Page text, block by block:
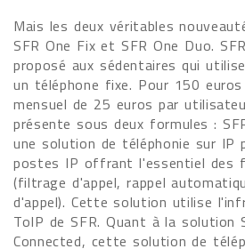
Mais les deux véritables
SFR One Fix et SFR One Duo.
proposé aux sédentaires qui
un téléphone fixe. Pour 150
mensuel de 25 euros par
présente sous deux formules :
une solution de téléphonie sur IP
postes IP offrant l'essentiel des
(filtrage d'appel, rappel
d'appel). Cette solution utilise
ToIP de SFR. Quant à la solution
Connected, cette solution de